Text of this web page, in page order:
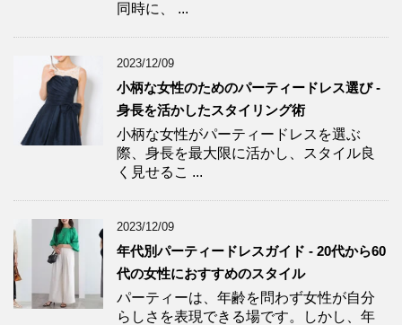
同時に、 ...
2023/12/09
小柄な女性のためのパーティードレス選び -
身長を活かしたスタイリング術
小柄な女性がパーティードレスを選ぶ
際、身長を最大限に活かし、スタイル良
く見せるこ ...
2023/12/09
年代別パーティードレスガイド - 20代から60
代の女性におすすめのスタイル
パーティーは、年齢を問わず女性が自分
らしさを表現できる場です。しかし、年